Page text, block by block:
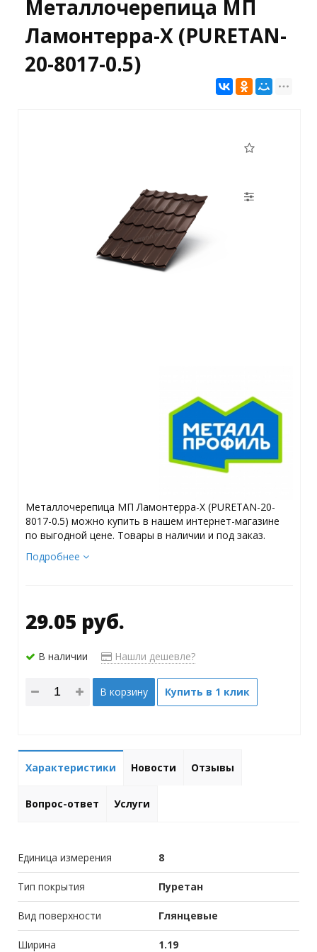
Металлочерепица МП
Ламонтерра-X (PURETAN-
20-8017-0.5)
Металлочерепица МП Ламонтерра-X (PURETAN-20-
8017-0.5) можно купить в нашем интернет-магазине
по выгодной цене. Товары в наличии и под заказ.
Подробнее
29.05 руб.
В наличии Нашли дешевле?
В корзину Купить в 1 клик
Характеристики Новости Отзывы
Вопрос-ответ Услуги
Единица измерения 8
Тип покрытия Пуретан
Вид поверхности Глянцевые
Ширина 1.19